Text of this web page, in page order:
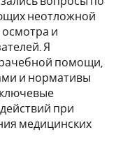
неотложной
и
Я
помощи,
и нормативы
при
медицинских